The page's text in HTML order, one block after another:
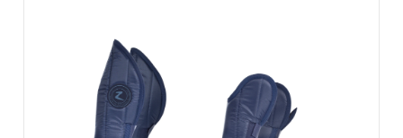
199.00 zł